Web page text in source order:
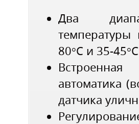
Два
температуры
80°С и 35-
автоматика
датчика